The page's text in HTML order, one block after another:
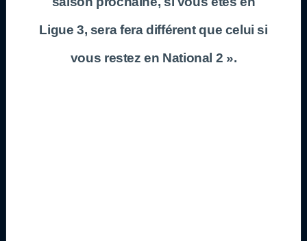
Ligue 3, sera fera différent que celui si
vous restez en National 2 ».